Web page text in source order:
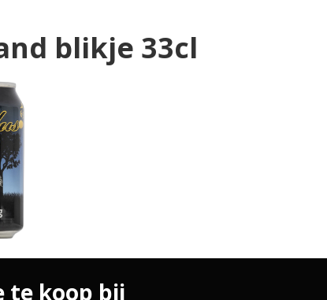
blikje 33cl
te koop bij